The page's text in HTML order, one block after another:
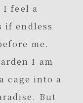
I feel a
if endless
me.
I am
cage into a
But